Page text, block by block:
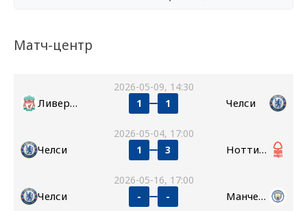
Матч-центр
2026-05-09, 14:30
Ливерпуль 1 1 Челси
2026-05-04, 17:00
Челси 1 3 Ноттингем Форест
2026-05-16, 17:00
Челси - - Манчестер Сити